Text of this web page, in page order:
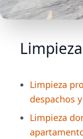
Limpieza
despachos
Limpieza